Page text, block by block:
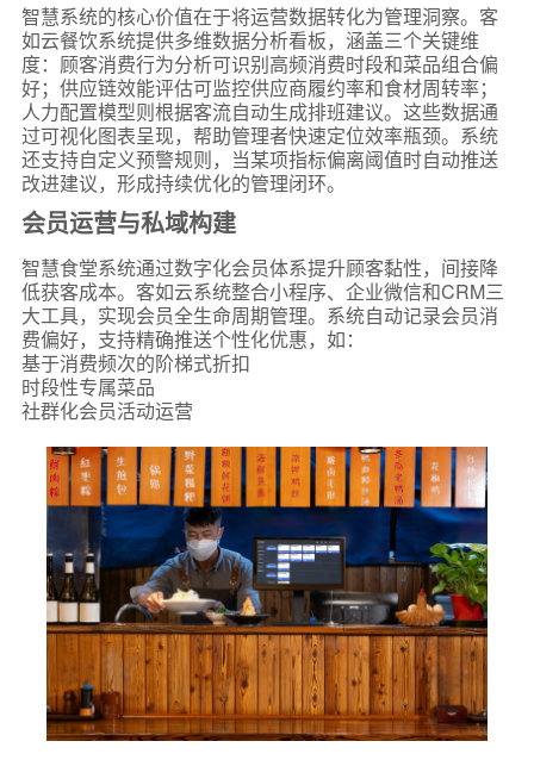
智慧系统的核心价值在于将运营数据转化为管理洞察。客
如云餐饮系统提供多维数据分析看板，涵盖三个关键维
度：顾客消费行为分析可识别高频消费时段和菜品组合偏
好；供应链效能评估可监控供应商履约率和食材周转率；
人力配置模型则根据客流自动生成排班建议。这些数据通
过可视化图表呈现，帮助管理者快速定位效率瓶颈。系统
还支持自定义预警规则，当某项指标偏离阈值时自动推送
改进建议，形成持续优化的管理闭环。
会员运营与私域构建
智慧食堂系统通过数字化会员体系提升顾客黏性，间接降
低获客成本。客如云系统整合小程序、企业微信和CRM三
大工具，实现会员全生命周期管理。系统自动记录会员消
费偏好，支持精确推送个性化优惠，如：
基于消费频次的阶梯式折扣
时段性专属菜品
社群化会员活动运营